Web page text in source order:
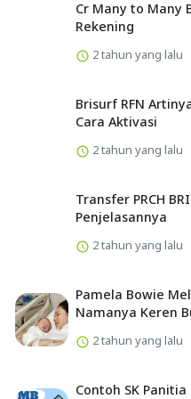
Cr Many to Many
Rekening
2 tahun yang lalu
Brisurf RFN
Cara Aktivasi
2 tahun yang lalu
Transfer PRCH
Penjelasannya
2 tahun yang lalu
Pamela Bowie
Namanya Keren
2 tahun yang lalu
Contoh SK